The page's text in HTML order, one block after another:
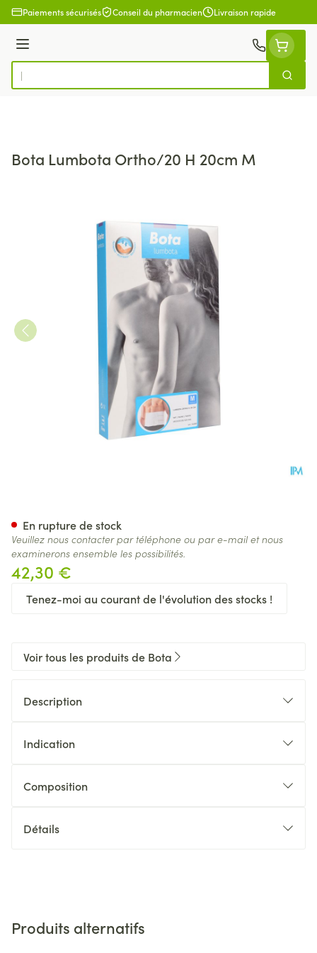
Aller au contenu
Paiements sécurisés Conseil du pharmacien Livraison rapide
Menu
Rechercher
Bota Lumbota Ortho/20 H 20cm M
42,30 €
Tenez-moi au courant de l'évolution des stocks !
En rupture de stock
Veuillez nous contacter par téléphone ou par e-mail et nous
examinerons ensemble les possibilités.
Voir tous les produits de Bota
Description
Indication
Composition
Détails
Produits alternatifs